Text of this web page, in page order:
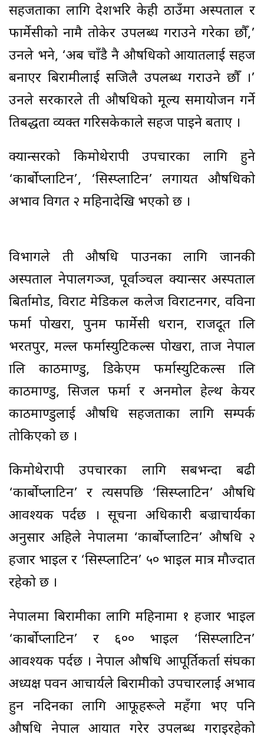
सहजताका लागि देशभरि केही ठाउँमा अस्पताल र
फार्मेसीको नामै तोकेर उपलब्ध गराउने गरेका छौँ,’
उनले भने, ‘अब चाँडै नै औषधिको आयातलाई सहज
बनाएर बिरामीलाई सजिलै उपलब्ध गराउने छौँ ।’
उनले सरकारले ती औषधिको मूल्य समायोजन गर्ने
प्रतिबद्धता व्यक्त गरिसकेकाले सहज पाइने बताए ।
क्यान्सरको किमोथेरापी उपचारका लागि हुने
‘कार्बोप्लाटिन’, ‘सिस्प्लाटिन’ लगायत औषधिको
अभाव विगत २ महिनादेखि भएको छ ।
विभागले ती औषधि पाउनका लागि जानकी
अस्पताल नेपालगञ्ज, पूर्वाञ्चल क्यान्सर अस्पताल
बिर्तामोड, विराट मेडिकल कलेज विराटनगर, वविना
फर्मा पोखरा, पुनम फार्मेसी धरान, राजदूत प्रालि
भरतपुर, मल्ल फर्मास्युटिकल्स पोखरा, ताज नेपाल
प्रालि काठमाण्डु, डिकेएम फर्मास्युटिकल्स प्रालि
काठमाण्डु, सिजल फर्मा र अनमोल हेल्थ केयर
काठमाण्डुलाई औषधि सहजताका लागि सम्पर्क
तोकिएको छ ।
किमोथेरापी उपचारका लागि सबभन्दा बढी
‘कार्बोप्लाटिन’ र त्यसपछि ‘सिस्प्लाटिन’ औषधि
आवश्यक पर्दछ । सूचना अधिकारी बज्राचार्यका
अनुसार अहिले नेपालमा ‘कार्बोप्लाटिन’ औषधि २
हजार भाइल र ‘सिस्प्लाटिन’ ५० भाइल मात्र मौज्दात
रहेको छ ।
नेपालमा बिरामीका लागि महिनामा १ हजार भाइल
‘कार्बोप्लाटिन’ र ६०० भाइल ‘सिस्प्लाटिन’
आवश्यक पर्दछ । नेपाल औषधि आपूर्तिकर्ता संघका
अध्यक्ष पवन आचार्यले बिरामीको उपचारलाई अभाव
हुन नदिनका लागि आफूहरूले महँगा भए पनि
औषधि नेपाल आयात गरेर उपलब्ध गराइरहेको